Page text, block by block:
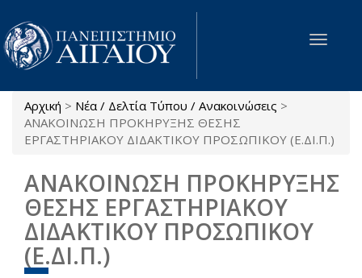
Παράκαμψη προς το κυρίως περιεχόμενο
Toggle
Είστε εδώ
Αρχική > Νέα / Δελτία Τύπου / Ανακοινώσεις >
ΑΝΑΚΟΙΝΩΣΗ ΠΡΟΚΗΡΥΞΗΣ ΘΕΣΗΣ
ΕΡΓΑΣΤΗΡΙΑΚΟΥ ΔΙΔΑΚΤΙΚΟΥ ΠΡΟΣΩΠΙΚΟΥ (Ε.ΔΙ.Π.)
ΑΝΑΚΟΙΝΩΣΗ ΠΡΟΚΗΡΥΞΗΣ
ΘΕΣΗΣ ΕΡΓΑΣΤΗΡΙΑΚΟΥ
ΔΙΔΑΚΤΙΚΟΥ ΠΡΟΣΩΠΙΚΟΥ
(Ε.ΔΙ.Π.)